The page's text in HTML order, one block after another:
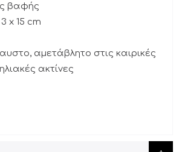
βαφής
x 15 cm
αμετάβλητο στις καιρικές
ακτίνες